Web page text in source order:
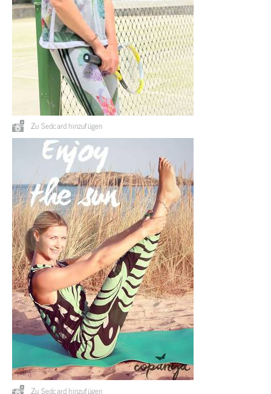
Zu Sedcard hinzufügen
Zu Sedcard hinzufügen